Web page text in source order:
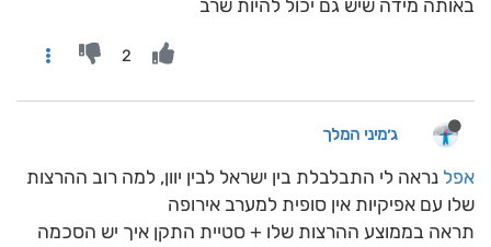
באותה מידה שיש גם יכול להיות שרב
2
ג׳מיני המלך
אפל נראה לי התבלבלת בין ישראל לבין יוון, למה רוב ההרצות
שלו עם אפיקיות אין סופית למערב אירופה
תראה בממוצע ההרצות שלו + סטיית התקן איך יש הסכמה